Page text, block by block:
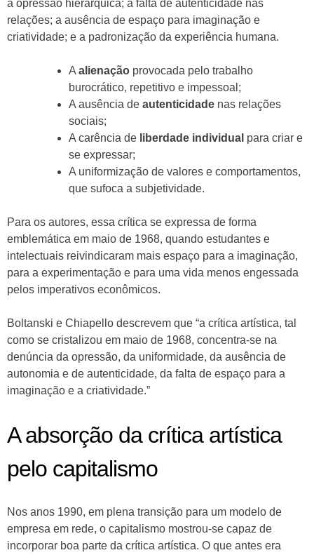
a opressão hierárquica; a falta de autenticidade nas
relações; a ausência de espaço para imaginação e
criatividade; e a padronização da experiência humana.
A alienação provocada pelo trabalho
burocrático, repetitivo e impessoal;
A ausência de autenticidade nas relações
sociais;
A carência de liberdade individual para criar e
se expressar;
A uniformização de valores e comportamentos,
que sufoca a subjetividade.
Para os autores, essa crítica se expressa de forma
emblemática em maio de 1968, quando estudantes e
intelectuais reivindicaram mais espaço para a imaginação,
para a experimentação e para uma vida menos engessada
pelos imperativos econômicos.
Boltanski e Chiapello descrevem que “a crítica artística, tal
como se cristalizou em maio de 1968, concentra-se na
denúncia da opressão, da uniformidade, da ausência de
autonomia e de autenticidade, da falta de espaço para a
imaginação e a criatividade.”
A absorção da crítica artística
pelo capitalismo
Nos anos 1990, em plena transição para um modelo de
empresa em rede, o capitalismo mostrou-se capaz de
incorporar boa parte da crítica artística. O que antes era